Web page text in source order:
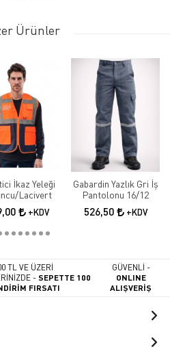
Çelik
Ürünler
İkaz Yeleği
Lacivert
+KDV
Gabardin Yazlık Gri İş
Pantolonu 16/12
526,50 +KDV
TL VE ÜZERİ
-SEPETTE 100
FIRSATI
GÜVENLİ -
ONLINE
ALIŞVERİŞ